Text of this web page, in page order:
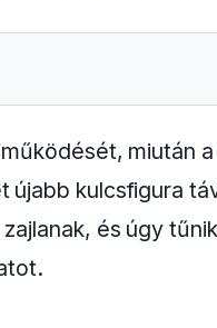
miután
kulcsfigura
és úgy